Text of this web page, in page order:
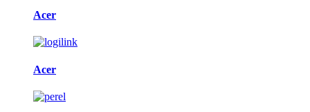
Acer
Acer